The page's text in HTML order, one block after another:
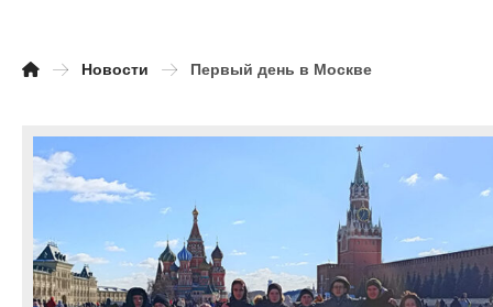
Новости Первый день в Москве